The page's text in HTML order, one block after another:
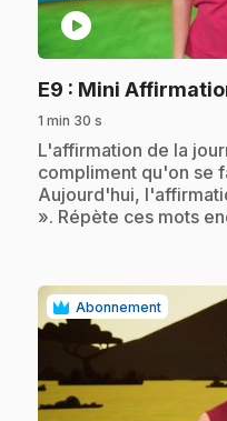
play_circle
E9 : Mini
1 min 30 s
.L'affirmation de la
compliment qu'on se
Aujourd'hui,
». Répète ces mots
Abonnement